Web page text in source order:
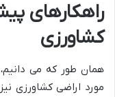
راهکارهای
کشاورزی
همان طور که می
مورد اراضی کشاورزی